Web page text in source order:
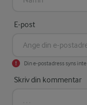
E-post
Din e-postadress syns inte
Skriv din kommentar